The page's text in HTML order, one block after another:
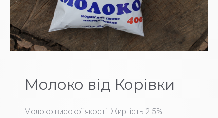
Молоко від Корівки
Молоко високої якості. Жирність 2.5%.